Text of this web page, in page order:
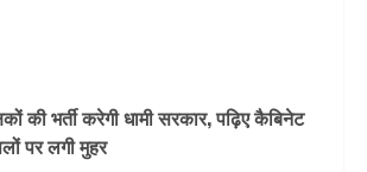
की भर्ती करेगी धामी सरकार, पढ़िए कैबिनेट
पर लगी मुहर